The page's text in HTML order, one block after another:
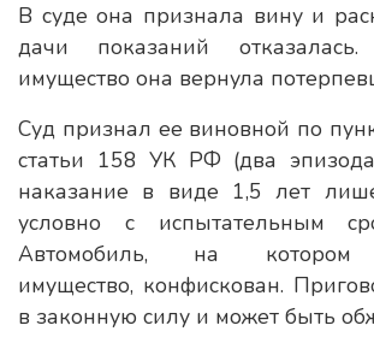
В суде она признала вину и
дачи показаний
имущество она вернула
Суд признал ее виновной по
статьи 158 УК РФ (два
наказание в виде 1,5 лет
условно с испытательным
Автомобиль, на котором
имущество, конфискован.
в законную силу и может быть